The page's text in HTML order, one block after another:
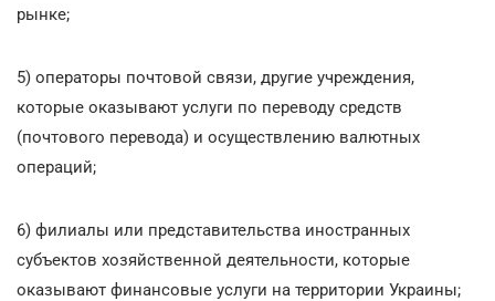
рынке;
5) операторы почтовой связи, другие учреждения,
которые оказывают услуги по переводу средств
(почтового перевода) и осуществлению валютных
операций;
6) филиалы или представительства иностранных
субъектов хозяйственной деятельности, которые
оказывают финансовые услуги на территории Украины;